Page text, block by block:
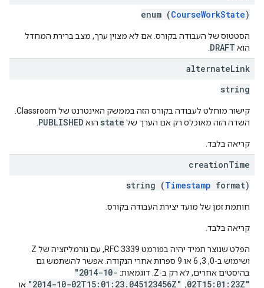
enum (CourseWorkState)
הסטטוס של העבודה בקורס. אם לא מצוין ערך, מצב ברירת המחדל
הוא DRAFT
alternateLink
string
השדה הזה מאוכלס רק אם הערך של state הוא PUBLISHED
קריאה בלבד.
creationTime
string (Timestamp format)
חותמת זמן של מועד יצירת העבודה בקורס.
קריאה בלבד.
הפלט שנוצר תמיד יהיה בפורמט RFC 3339, עם נורמליזציה של Z
ושימוש ב-0, 3, 6 או 9 ספרות אחרי הנקודה. אפשר להשתמש גם
בהיסטים אחרים, לא רק ב-Z. דוגמאות:
"2014-10-
02T15:01:23Z"
, ‏
"2014-10-02T15:01:23.045123456Z" או